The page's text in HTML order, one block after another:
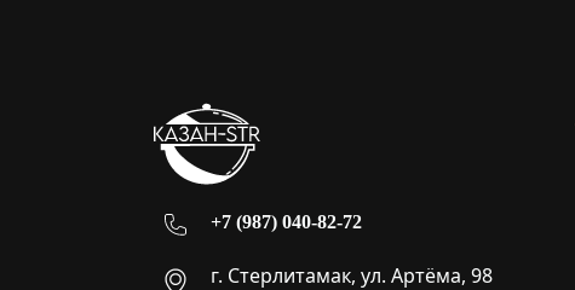
+7 (987) 040-82-72
г. Стерлитамак, ул. Артёма, 98